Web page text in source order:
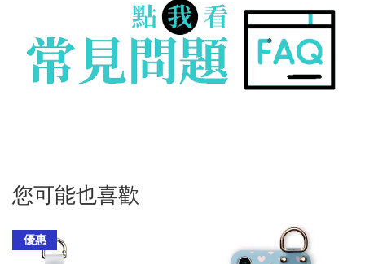
您可能也喜歡
優惠